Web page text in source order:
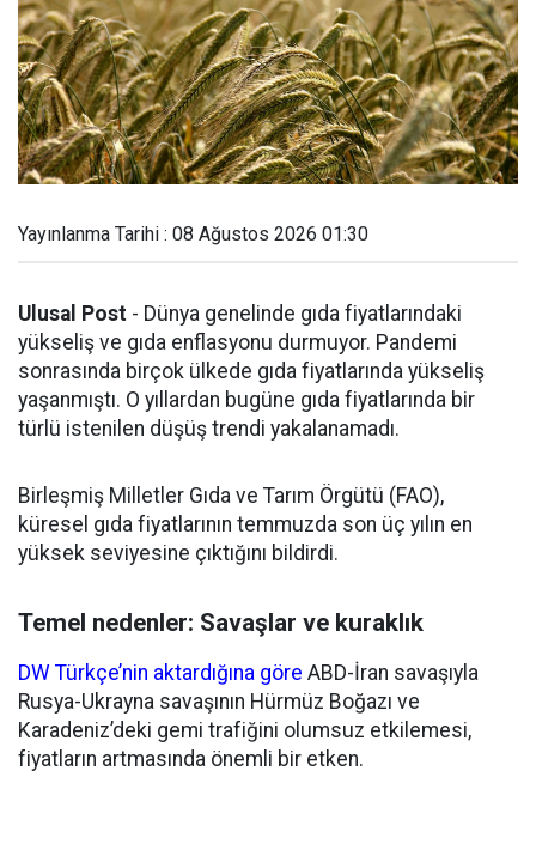
Yayınlanma Tarihi : 08 Ağustos 2026 01:30
Ulusal Post - Dünya genelinde gıda fiyatlarındaki
yükseliş ve gıda enflasyonu durmuyor. Pandemi
sonrasında birçok ülkede gıda fiyatlarında yükseliş
yaşanmıştı. O yıllardan bugüne gıda fiyatlarında bir
türlü istenilen düşüş trendi yakalanamadı.
Birleşmiş Milletler Gıda ve Tarım Örgütü (FAO),
küresel gıda fiyatlarının temmuzda son üç yılın en
yüksek seviyesine çıktığını bildirdi.
Temel nedenler: Savaşlar ve kuraklık
DW Türkçe’nin aktardığına göre ABD-İran savaşıyla
Rusya-Ukrayna savaşının Hürmüz Boğazı ve
Karadeniz’deki gemi trafiğini olumsuz etkilemesi,
fiyatların artmasında önemli bir etken.